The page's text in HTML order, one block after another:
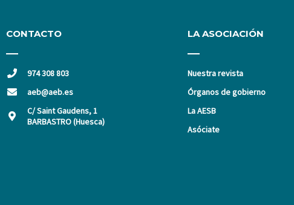
CONTACTO
974 308 803
aeb@aeb.es
C/ Saint Gaudens, 1
BARBASTRO (Huesca)
LA ASOCIACIÓN
Nuestra revista
Órganos de gobierno
La AESB
Asóciate